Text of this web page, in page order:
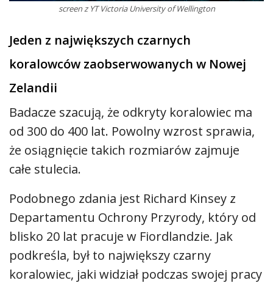
screen z YT Victoria University of Wellington
Jeden z największych czarnych
koralowców zaobserwowanych w Nowej
Zelandii
Badacze szacują, że odkryty koralowiec ma
od 300 do 400 lat. Powolny wzrost sprawia,
że osiągnięcie takich rozmiarów zajmuje
całe stulecia.
Podobnego zdania jest Richard Kinsey z
Departamentu Ochrony Przyrody, który od
blisko 20 lat pracuje w Fiordlandzie. Jak
podkreśla, był to największy czarny
koralowiec, jaki widział podczas swojej pracy